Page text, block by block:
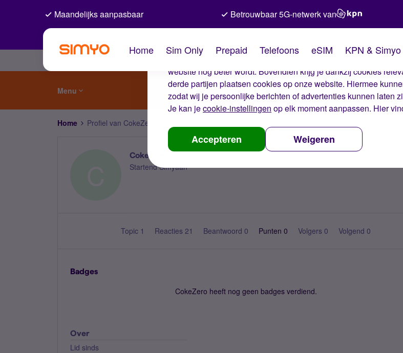
De cookies van Simyo
Wij gebruiken cookies op onze website. Met deze cookies
website nog beter wordt. Bovendien krijg je dankzij cookies
derde partijen plaatsen cookies op onze website. Hiermee
zodat wij je persoonlijke berichten of advertenties kunnen laten
Je kan jecookie-instellingen op elk moment aanpassen. Hier
Accepteren Weigeren
Maandelijks aanpasbaar Betrouwbaar 5G-netwerk van
Home Sim Only Prepaid Telefoons eSIM KPN &
Menu
Home Profiel van CokeZero
CokeZero
Startend Simyaan
Topic 1 Reacties 21 Beantwoord 0 Punten 0 Volgers 0 Volgend 0
Badges
CokeZero heeft nog geen badges verdiend.
Over
Lid sinds